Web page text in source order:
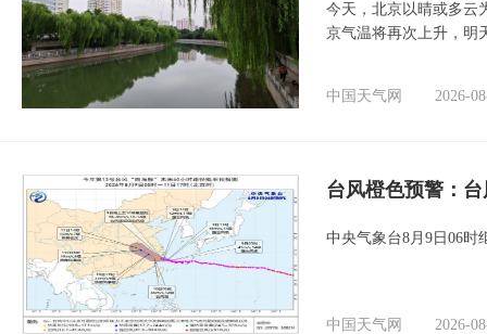
今天，北京以晴或多云
京气温将再次上升，明
中国天气网 2026-
台风橙色预警：
中央气象台8月9日06时
中国天气网 2026-